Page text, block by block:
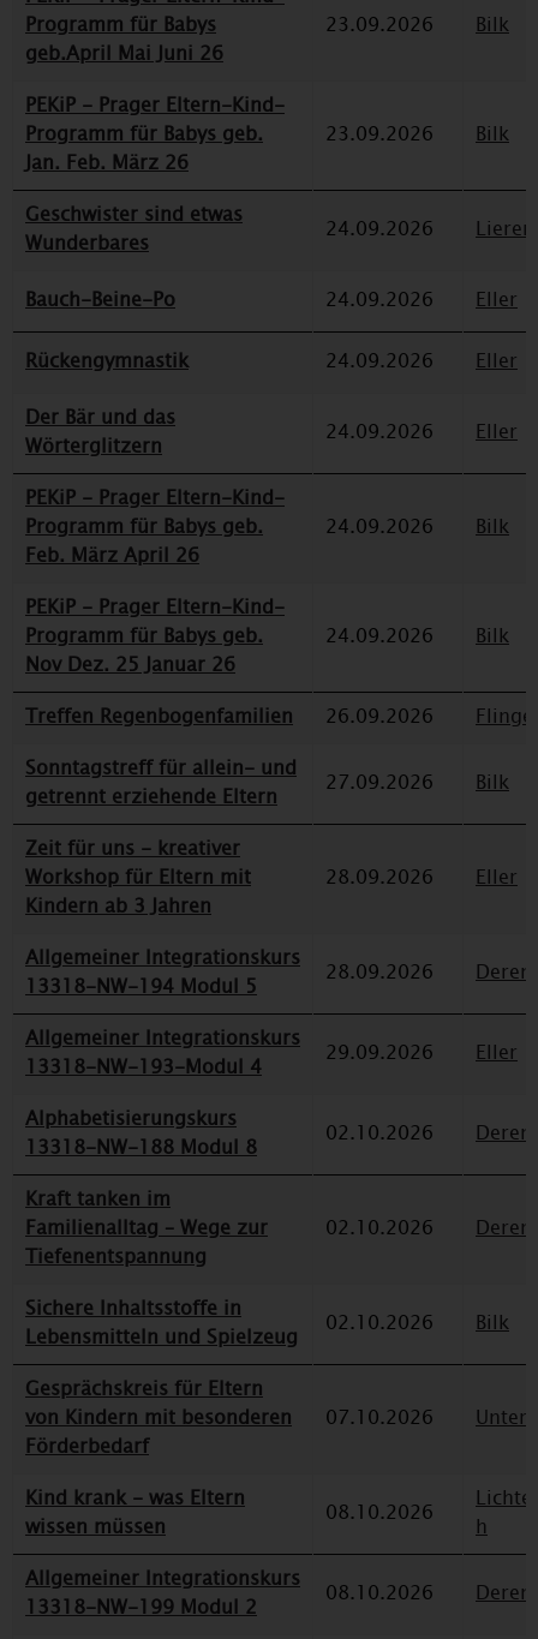
Programm für Babys
geb.April Mai Juni 26
23.09.2026 Bilk
PEKiP - Prager Eltern-Kind-
Programm für Babys geb.
Jan. Feb. März 26
23.09.2026 Bilk
Geschwister sind etwas
Wunderbares
24.09.2026
Bauch-Beine-Po 24.09.2026 Eller
Rückengymnastik 24.09.2026
Eller
Der Bär und das
Wörterglitzern
24.09.2026 Eller
PEKiP - Prager Eltern-Kind-
Programm für Babys geb.
Feb. März April 26
24.09.2026 Bilk
PEKiP - Prager Eltern-Kind-
Programm für Babys geb.
Nov Dez. 25 Januar 26
24.09.2026 Bilk
Treffen Regenbogenfamilien 26.09.2026
Sonntagstreff für allein- und
getrennt erziehende Eltern
27.09.2026 Bilk
Zeit für uns - kreativer
Workshop für Eltern mit
Kindern ab 3 Jahren
28.09.2026 Eller
Allgemeiner Integrationskurs
13318-NW-194 Modul 5
28.09.2026
Allgemeiner Integrationskurs
13318-NW-193-Modul 4
29.09.2026 Eller
Alphabetisierungskurs
13318-NW-188 Modul 8
02.10.2026
Kraft tanken im
Familienalltag – Wege zur
Tiefenentspannung
02.10.2026
Sichere Inhaltsstoffe in
Lebensmitteln und Spielzeug
02.10.2026 Bilk
Gesprächskreis für Eltern
von Kindern mit besonderen
Förderbedarf
07.10.2026
Kind krank - was Eltern
wissen müssen
08.10.2026
h
Allgemeiner Integrationskurs
13318-NW-199 Modul 2
08.10.2026